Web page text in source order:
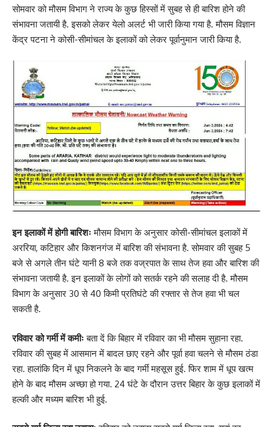
सोमवार को मौसम विभाग ने राज्य के कुछ हिस्सों में सुबह से ही बारिश होने की
संभावना जतायी है. इसको लेकर येलो अलर्ट भी जारी किया गया है. मौसम विज्ञान
केंद्र पटना ने कोसी-सीमांचल के इलाकों को लेकर पूर्वानुमान जारी किया है.
इन इलाकों में होगी बारिशः मौसम विभाग के अनुसार कोसी-सीमांचल इलाकों में
अररिया, कटिहार और किशनगंज में बारिश की संभावना है. सोमवार की सुबह 5
बजे से अगले तीन घंटे यानी 8 बजे तक वज्रपात के साथ तेज हवा और बारिश की
संभावना जतायी है. इन इलाकों के लोगों को सतर्क रहने की सलाह दी है. मौसम
विभाग के अनुसार 30 से 40 किमी प्रतिघंटे की रफ्तार से तेज हवा भी चल
सकती है.
रविवार को गर्मी में कमीः बता दें कि बिहार में रविवार का भी मौसम सुहाना रहा.
रविवार की सुबह में आसमान में बादल छाए रहने और पूर्वा हवा चलने से मौसम ठंडा
रहा. हालांकि दिन में धूप निकलने के बाद गर्मी महसूस हुई. फिर शाम में धूप खत्म
होने के बाद मौसम अच्छा हो गया. 24 घंटे के दौरान उत्तर बिहार के कुछ इलाकों में
हल्की और मध्यम बारिश भी हुई.